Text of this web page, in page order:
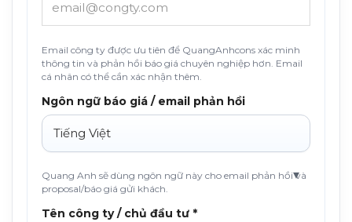
Email công ty được ưu tiên để QuangAnhcons xác minh
thông tin và phản hồi báo giá chuyên nghiệp hơn. Email
cá nhân có thể cần xác nhận thêm.
Ngôn ngữ báo giá / email phản hồi
Quang Anh sẽ dùng ngôn ngữ này cho email phản hồi và
proposal/báo giá gửi khách.
Tên công ty / chủ đầu tư *